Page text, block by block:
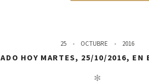
25 OCTUBRE 2016
HOY MARTES, 25/10/2016, EN
✻